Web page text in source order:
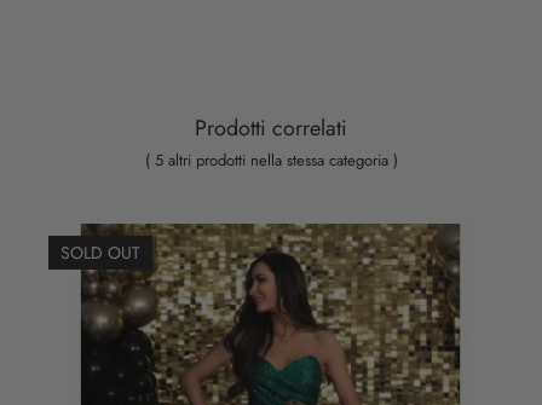
Prodotti correlati
( 5 altri prodotti nella stessa categoria )
SOLD OUT